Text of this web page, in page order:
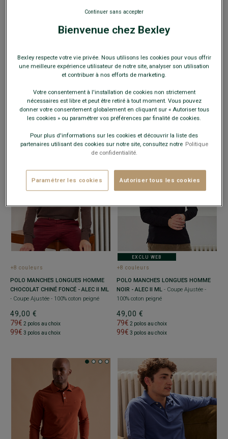
POLO MANCHES LONGUES HOMME
MARINE - ALEC II ML- Coupe Ajustée -
49,00 €
2 polos au choix
99€3 polos au choix
POLO MANCHES LONGUES HOMME
TAUPE CHINÉ - ALEC II ML- Coupe
Ajustée - 100% coton peigné
49,00 €
79€2 polos au choix
99€3 polos au choix
+8 couleurs
POLO MANCHES LONGUES HOMME
CHOCOLAT CHINÉ FONCÉ - ALEC II ML
- Coupe Ajustée - 100% coton peigné
49,00 €
79€ 2 polos au choix
99€ 3 polos au choix
EXCLU WEB
+8 couleurs
POLO MANCHES LONGUES HOMME
NOIR - ALEC II ML - Coupe Ajustée -
100% coton peigné
49,00 €
79€ 2 polos au choix
99€ 3 polos au choix
Bienvenue chez Bexley
Bexley respecte votre vie privée. Nous utilisons les cookies pour vous offrir
une meilleure expérience utilisateur de notre site, analyser son utilisation
et contribuer à nos efforts de marketing.
Votre consentement à l'installation de cookies non strictement
nécessaires est libre et peut être retiré à tout moment. Vous pouvez
donner votre consentement globalement en cliquant sur « Autoriser tous
les cookies » ou paramétrer vos préférences par finalité de cookies.
Pour plus d'informations sur les cookies et découvrir la liste des
partenaires utilisant des cookies sur notre site, consultez notre Politique
de confidentialité.
Paramétrer les cookies Autoriser tous les cookies
Continuer sans accepter